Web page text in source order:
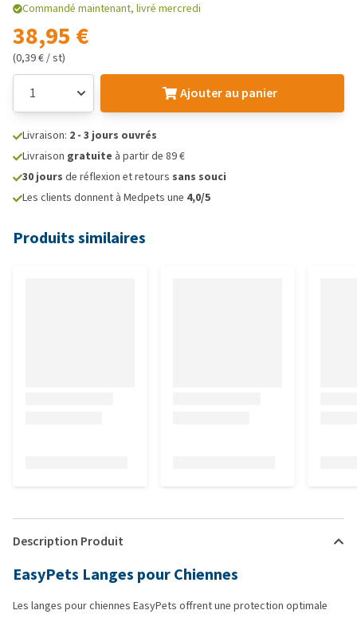
Commandé maintenant, livré mercredi
38,95 €
(0,39 € / st)
Ajouter au panier
Livraison: 2 - 3 jours ouvrés
Livraison gratuite à partir de 89 €
30 jours de réflexion et retours sans souci
Les clients donnent à Medpets une 4,0/5
Produits similaires
Description Produit
EasyPets Langes pour Chiennes
Les langes pour chiennes EasyPets offrent une protection optimale